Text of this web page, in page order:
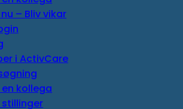
– Bliv vikar
i ActivCare
en kollega
stillinger